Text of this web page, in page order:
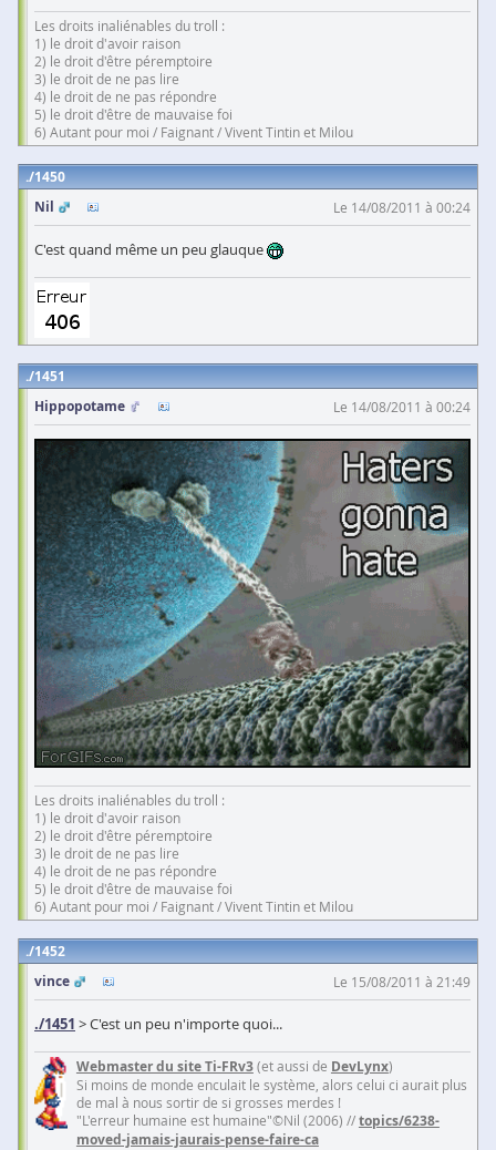
Les droits inaliénables du troll :
1) le droit d'avoir raison
2) le droit d'être péremptoire
3) le droit de ne pas lire
4) le droit de ne pas répondre
5) le droit d'être de mauvaise foi
6) Autant pour moi / Faignant / Vivent Tintin et Milou
1450
Nil
Le 14/08/2011 à 00:24
C'est quand même un peu glauque
1451
Hippopotame
Le 14/08/2011 à 00:24
Les droits inaliénables du troll :
1) le droit d'avoir raison
2) le droit d'être péremptoire
3) le droit de ne pas lire
4) le droit de ne pas répondre
5) le droit d'être de mauvaise foi
6) Autant pour moi / Faignant / Vivent Tintin et Milou
1452
vince
Le 15/08/2011 à 21:49
./1451 > C'est un peu n'importe quoi...
Webmaster du site Ti-FRv3(et aussi de DevLynx)
Si moins de monde enculait le système, alors celui ci aurait plus
de mal à nous sortir de si grosses merdes !
"L'erreur humaine est humaine"©Nil (2006) //topics/6238-
moved-jamais-jaurais-pense-faire-ca